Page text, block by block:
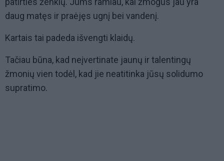
daug matęs ir praėjęs ugnį bei vandenį.
Kartais tai padeda išvengti klaidų.
Tačiau būna, kad neįvertinate jaunų ir talentingų
žmonių vien todėl, kad jie neatitinka jūsų solidumo
supratimo.